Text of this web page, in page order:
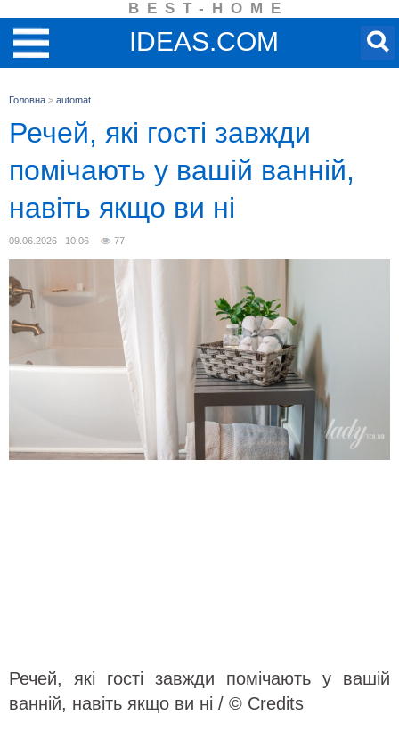
BEST-HOME
IDEAS.COM
Головна > automat
Речей, які гості завжди
помічають у вашій ванній,
навіть якщо ви ні
09.06.2026 10:06 77
Речей, які гості завжди помічають у вашій
ванній, навіть якщо ви ні / © Credits